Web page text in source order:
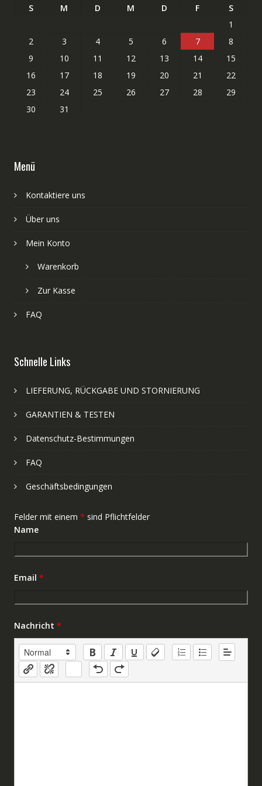
S M D M D F
S
1
2
3 4 5 6 7
8
9
10 11 12 13 14
15
16
17 18 19 20 21
22
23
24 25 26 27 28
29
30
31
Menü
Kontaktiere uns
Über uns
Mein Konto
Warenkorb
Zur Kasse
FAQ
Schnelle Links
LIEFERUNG, RÜCKGABE UND STORNIERUNG
GARANTIEN & TESTEN
Datenschutz-Bestimmungen
FAQ
Geschäftsbedingungen
Felder mit einem * sind Pflichtfelder
Name
Email *
Nachricht *